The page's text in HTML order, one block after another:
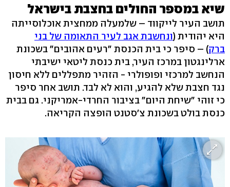
שיא במספר החולים בחצבת בישראל
תושב העיר לייקווד – שלמעלה ממחצית אוכלוסייתה
היא יהודית (ונחשבת אגב לעיר התאומה של בני
ברק) – סיפר כי בית הכנסת "רעים אהובים" בשכונת
ארלינגטון במרכז העיר, בית כנסת ליטאי ישיבתי
הנחשב למרכזי ופופולרי - הזהיר מתפללים ללא חיסון
נגד חצבת שלא להגיע, והוא לא לבד. תושב אחר סיפר
כי זוהי "שיחת היום" בציבור החרדי-אמריקני. גם בבית
כנסת בולט בשכונת צ'סטנט הופצה הקריאה.